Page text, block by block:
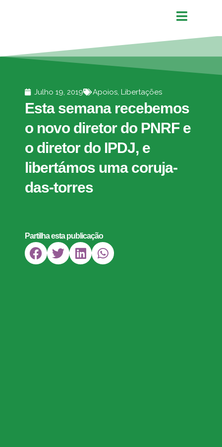
Julho 19, 2019 Apoios, Libertações
Esta semana recebemos
o novo diretor do PNRF e
o diretor do IPDJ, e
libertámos uma coruja-
das-torres
Partilha esta publicação